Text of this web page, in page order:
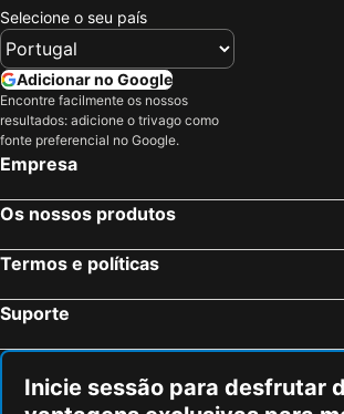
Selecione o seu país
Adicionar no Google
Encontre facilmente os nossos
resultados: adicione o trivago como
fonte preferencial no Google.
Empresa
Os nossos produtos
Termos e políticas
Suporte
Inicie sessão para desfrutar